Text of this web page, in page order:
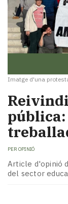
Imatge d'una
pública:
PER OPINIÓ
Article d'opinió
del sector